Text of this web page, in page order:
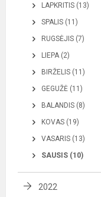
LAPKRITIS (13)
SPALIS (11)
RUGSĖJIS (7)
LIEPA (2)
BIRŽELIS (11)
GEGUŽĖ (11)
BALANDIS (8)
KOVAS (19)
VASARIS (13)
SAUSIS (10)
2022